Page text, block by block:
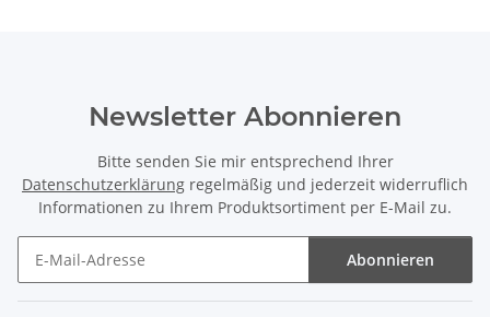
Newsletter Abonnieren
Bitte senden Sie mir entsprechend Ihrer
Datenschutzerklärung regelmäßig und jederzeit widerruflich
Informationen zu Ihrem Produktsortiment per E-Mail zu.
Abonnieren